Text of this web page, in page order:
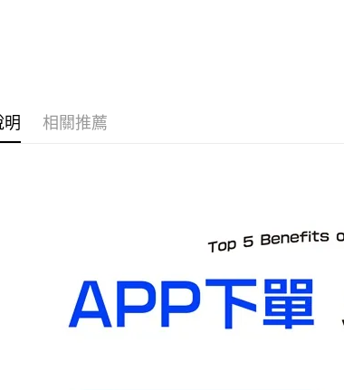
明 相關推薦